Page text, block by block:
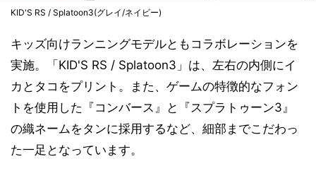
KID'S RS / Splatoon3(グレイ/ネイビー)
キッズ向けランニングモデルともコラボレーションを
実施。「KID'S RS / Splatoon3」は、左右の内側にイ
カとタコをプリント。また、ゲームの特徴的なフォン
トを使用した『コンバース』と『スプラトゥーン3』
の織ネームをタンに採用するなど、細部までこだわっ
た一足となっています。